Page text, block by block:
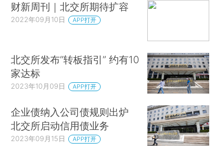
财新周刊｜北交所期待扩容
2022年09月10日 APP打开
北交所发布“转板指引” 约有10
家达标
2023年10月09日 APP打开
企业债纳入公司债规则出炉
北交所启动信用债业务
2023年09月15日 APP打开